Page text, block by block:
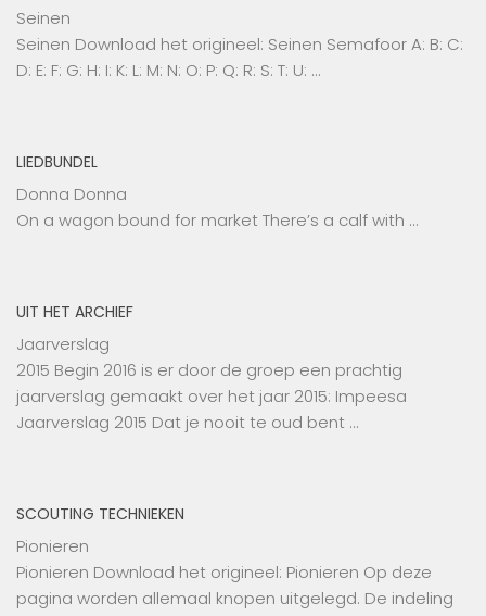
Seinen
Seinen Download het origineel: Seinen Semafoor A: B: C:
D: E: F: G: H: I: K: L: M: N: O: P: Q: R: S: T: U: …
LIEDBUNDEL
Donna Donna
On a wagon bound for market There’s a calf with …
UIT HET ARCHIEF
Jaarverslag
2015 Begin 2016 is er door de groep een prachtig
jaarverslag gemaakt over het jaar 2015: Impeesa
Jaarverslag 2015 Dat je nooit te oud bent …
SCOUTING TECHNIEKEN
Pionieren
Pionieren Download het origineel: Pionieren Op deze
pagina worden allemaal knopen uitgelegd. De indeling